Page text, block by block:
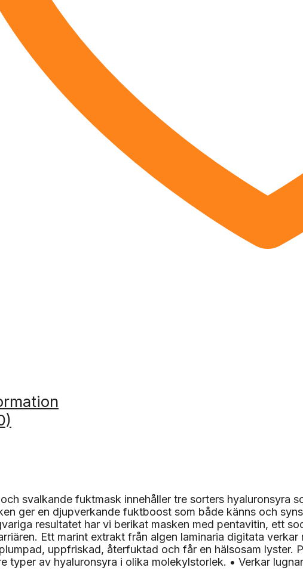
svalkande fuktmask innehåller tre sorters hyaluronsyra
ger en djupverkande fuktboost som både känns och
resultatet har vi berikat masken med pentavitin, ett
Ett marint extrakt från algen laminaria digitata
uppfriskad, återfuktad och får en hälsosam
typer av hyaluronsyra i olika molekylstorlek. • Verkar